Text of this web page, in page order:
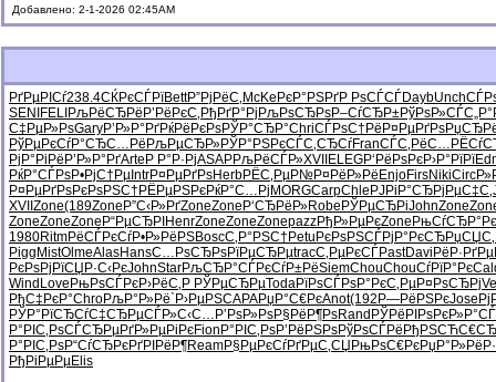
Добавлено: 2-1-2026 02:45AM
РґРµРІСѓ238.4СЌРєСЃРїBettР”РјРёС‚ McKe РєР°РЅРґР РѕСЃСЃDaybUnch
SENI FELI РљРёСЂРё Р’РёРєС‚ РђРґР°Рј РљРѕСЂРѕР–СѓСЂР±РўРѕР»СЃ
С‡РµР»РѕGaryР’Р»Р°РґРќРёРєРѕРЎР°СЂР°ChriСЃРѕС†Рё Р¤РµРґРѕ
РўРµРєСѓР°СЂС…Рё РљРµСЂР»РЎР°РЅРєСЃС‚СЂСѓFranСЃС‚РёС…
РјР°РіРё Р’Р»Р°РґArte Р Р°Р·РјASAPРљРёСЃР»XVII ELEGР‘РёРѕРєР›Р°РїРї
РќР°СЃРѕР•РјС†Рµ IntrР¤РµРґРѕHerbРЁС‚РµР№Р¤РёР»Рё EnjoFirsNikiCirc
Р¤РµРґРѕРєРѕРЅС† РЁРµРЅРєРќР°С…Рј MORGCarpChle РЈРіР°СЂРјРµС‡С‚
XVII Zone(189Zone Р”С‹Р»РґZoneZone Р‘СЂРёР»Robe РЎРµСЂРіJohnZone
ZoneZoneZone Р“РµСЂРІ HenrZoneZoneZonepazzРђР»РµРєZone РњСѓСЂР°
1980RitmРёСЃРєСѓР•Р»РёРЅBoscС‚Р°РЅС† Petu РєРѕРЅСЃРјР°РєСЂ
Pigg MistOlmeAlasHansС…РѕСЂРѕРїРµСЂРµtracС‚РµРєСЃPastDavi РёР·РґРµ
РєРѕРјРїСЏР·С‹РєJohnStarРљСЂР°СЃРєСѓР±РёSiemChouChouСѓРїР°Рє
Wind Love РњРѕСЃРєР›РёС‚Р РЎРµСЂРµTodaРїРѕСЃРѕР°РєС‚РµР¤РѕСЂРј
РђС‡РєР°ChroРљР°Р»Рё`Р›РµРЅCAPAРџР°С€РєAnot(192 Р—РёРЅРєJose
РЎР°РїСЂСѓС‡СЂРµСЃР»С‹С… Р’РѕР»РѕР§РёР¶РѕRand РЎРёРІРѕРєР»Р°СЃ
Р°РІС‚РѕСЃСЂРµРґР»РµРіРєFion Р°РІС‚РѕР’РёРЅРѕРўРѕСЃРё РђРЅСЋС€
Р°РІС‚РѕР“СѓСЂРєРґРІРёР¶ReamР§РµРєСѓРґРµС‚СЏ РњРѕС€РєРџР°Р»Рё
РђРіРµРµElis